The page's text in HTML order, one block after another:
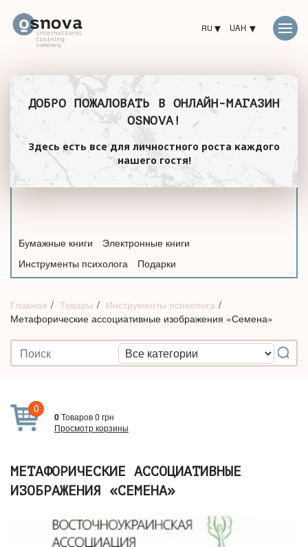
RU UAH
ДОБРО ПОЖАЛОВАТЬ В ОНЛАЙН-МАГАЗИН
OSNOVA!
Здесь есть все для личностного роста каждого
нашего гостя!
Бумажные книги
Электронные книги
Инструменты психолога
Подарки
Главная Товары
Инструменты психолога
Метафорические ассоциативные изображения «Семена»
0
0Товаров0грн
Просмотр корзины
МЕТАФОРИЧЕСКИЕ АССОЦИАТИВНЫЕ
ИЗОБРАЖЕНИЯ «СЕМЕНА»